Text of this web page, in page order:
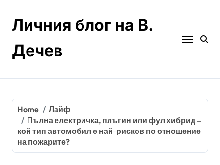
contentЛичния блог на В.
Дечев
Home
Лайф
Пълна електричка, плъгин или фул хибрид –
кой тип автомобил е най-рисков по отношение
на пожарите?